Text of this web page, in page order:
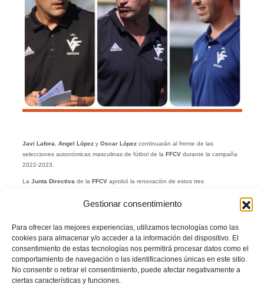
Gestionar consentimiento
Para ofrecer las mejores experiencias, utilizamos tecnologías como las
cookies para almacenar y/o acceder a la información del dispositivo. El
consentimiento de estas tecnologías nos permitirá procesar datos como el
comportamiento de navegación o las identificaciones únicas en este sitio.
No consentir o retirar el consentimiento, puede afectar negativamente a
ciertas características y funciones.
Javi Lafora Angel Lópezy Oscar Lópezcontinuarán al frente de las
selecciones autonómicas masculinas de fútbol de la FFCVdurante la campaña
2022-2023.
La Junta Directiva de la FFCVaprobó la renovación de estos tres
Javi Lafora, seleccionador
sub16